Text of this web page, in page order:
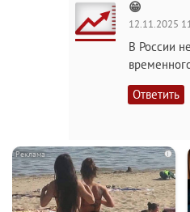
😁
12.11.2025
В России
Ответить
i